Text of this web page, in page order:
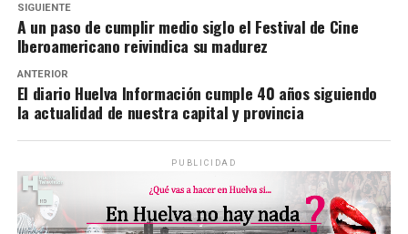
SIGUIENTE
A un paso de cumplir medio siglo el Festival de Cine
Iberoamericano reivindica su madurez
ANTERIOR
El diario Huelva Información cumple 40 años siguiendo
la actualidad de nuestra capital y provincia
PUBLICIDAD